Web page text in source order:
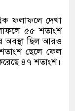
ফলাফলে দেখা
৫৫ শতাংশ
অবস্থা ছিল আরও
ছেলে ফেল
৪৭ শতাংশ।